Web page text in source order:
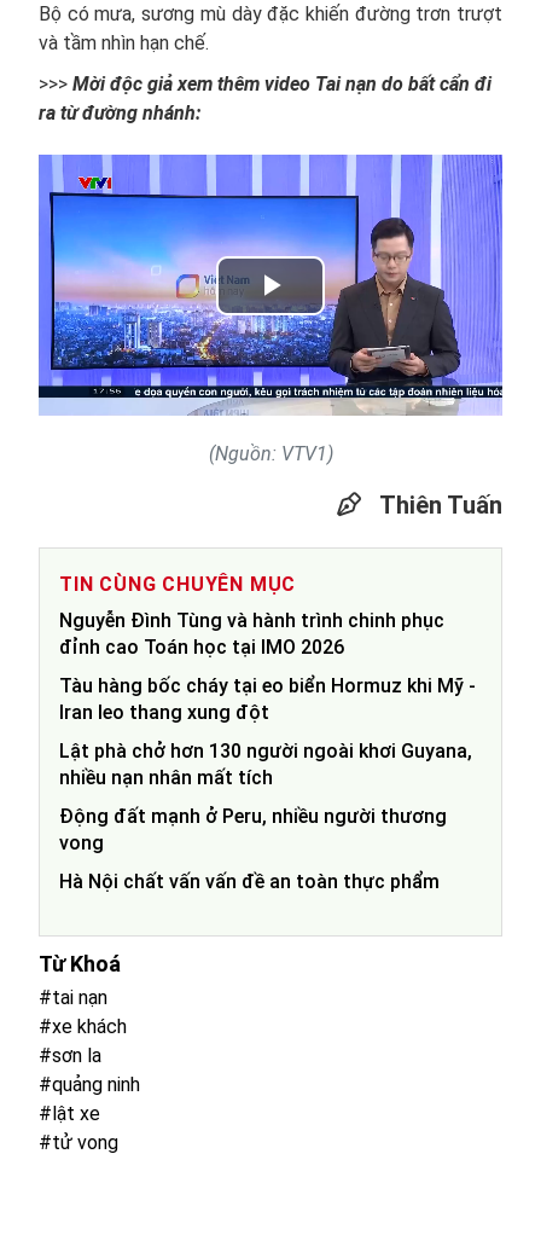
Bộ có mưa, sương mù dày đặc khiến đường trơn trượt
và tầm nhìn hạn chế.
>>> Mời độc giả xem thêm video Tai nạn do bất cẩn đi
ra từ đường nhánh:
Play
Video
(Nguồn: VTV1)
Thiên Tuấn
TIN CÙNG CHUYÊN MỤC
Nguyễn Đình Tùng và hành trình chinh phục
đỉnh cao Toán học tại IMO 2026
Tàu hàng bốc cháy tại eo biển Hormuz khi Mỹ -
Iran leo thang xung đột
Lật phà chở hơn 130 người ngoài khơi Guyana,
nhiều nạn nhân mất tích
Động đất mạnh ở Peru, nhiều người thương
vong
Hà Nội chất vấn vấn đề an toàn thực phẩm
Từ Khoá
#tai nạn
#xe khách
#sơn la
#quảng ninh
#lật xe
#tử vong